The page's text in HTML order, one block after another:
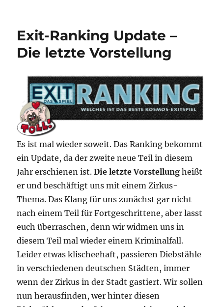
Exit-Ranking Update –
Die letzte Vorstellung
Es ist mal wieder soweit. Das Ranking bekommt
ein Update, da der zweite neue Teil in diesem
Jahr erschienen ist.Die letzte Vorstellung heißt
er und beschäftigt uns mit einem Zirkus-
Thema. Das Klang für uns zunächst gar nicht
nach einem Teil für Fortgeschrittene, aber lasst
euch überraschen, denn wir widmen uns in
diesem Teil mal wieder einem Kriminalfall.
Leider etwas klischeehaft, passieren Diebstähle
in verschiedenen deutschen Städten, immer
wenn der Zirkus in der Stadt gastiert. Wir sollen
nun herausfinden, wer hinter diesen